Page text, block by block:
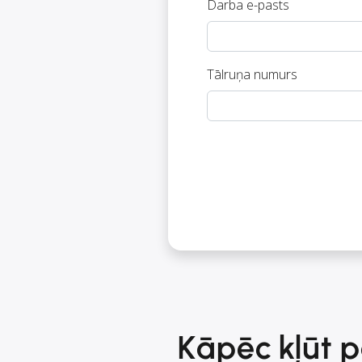
Darba e-pasts
Tālruņa numurs
Kāpēc kļūt